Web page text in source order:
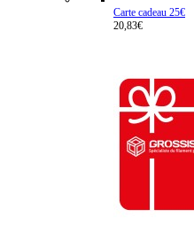
Carte cadeau 25€
20,83€